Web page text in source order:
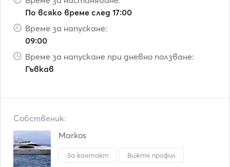
По всяко време след 17:00
Време за напускане:
09:00
Време за напускане при дневно ползване:
Гъвкав
Собственик:
Markos
За контакт Вижте профил